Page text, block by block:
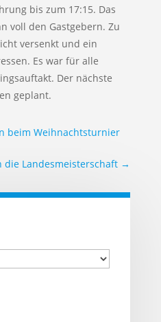
bis zum 17:15. Das
voll den Gastgebern. Zu
versenkt und ein
Es war für alle
Der nächste
geplant.
beim Weihnachtsturnier
die Landesmeisterschaft →